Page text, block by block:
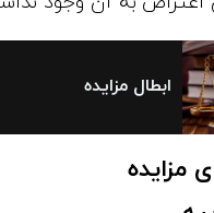
ابطال مزایده
مزایده